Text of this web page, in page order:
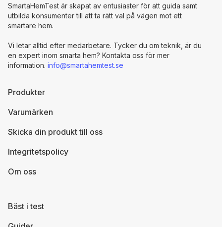
Bäst i test
Produkter
Varumärken
Skicka din produkt till oss
Integritetspolicy
Om oss
SmartaHemTest är skapat av entusiaster för att guida samt
utbilda konsumenter till att ta rätt val på vägen mot ett
smartare hem.
Vi letar alltid efter medarbetare. Tycker du om teknik, är du
en expert inom smarta hem? Kontakta oss för mer
information. info@smartahemtest.se